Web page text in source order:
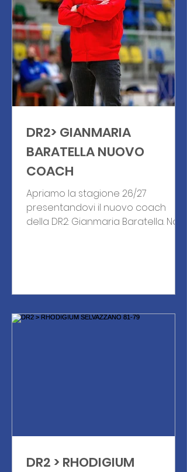
DR2> GIANMARIA
BARATELLA NUOVO
COACH
Apriamo la stagione 26/27
presentandovi il nuovo coach
della DR2: Gianmaria Baratella. Nato
militato prima come giocatore e
ritroso : raggiunge i Playoff con il
DR2 > RHODIGIUM